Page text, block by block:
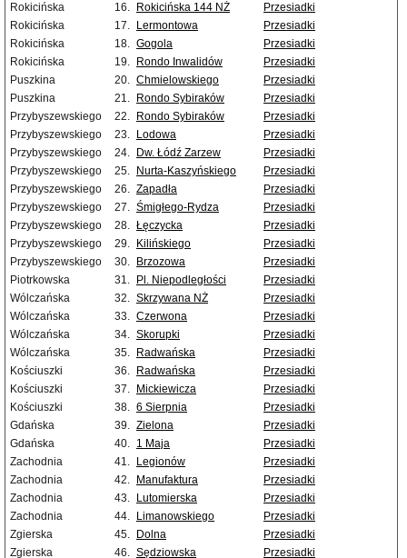
Rokicińska
16. Rokicińska 144 NŻ
Przesiadki
Rokicińska
17. Lermontowa
Przesiadki
Rokicińska
18. Gogola
Przesiadki
Rokicińska
19. Rondo Inwalidów
Przesiadki
Puszkina
20. Chmielowskiego
Przesiadki
Puszkina
21. Rondo Sybiraków
Przesiadki
Przybyszewskiego
22. Rondo Sybiraków
Przesiadki
Przybyszewskiego
23. Lodowa
Przesiadki
Przybyszewskiego
24. Dw. Łódź Zarzew
Przesiadki
Przybyszewskiego
25. Nurta-Kaszyńskiego
Przesiadki
Przybyszewskiego
26. Zapadła
Przesiadki
Przybyszewskiego
27. Śmigłego-Rydza
Przesiadki
Przybyszewskiego
28. Łęczycka
Przesiadki
Przybyszewskiego
29. Kilińskiego
Przesiadki
Przybyszewskiego
30. Brzozowa
Przesiadki
Piotrkowska
31. Pl. Niepodległości
Przesiadki
Wólczańska
32. Skrzywana NŻ
Przesiadki
Wólczańska
33. Czerwona
Przesiadki
Wólczańska
34. Skorupki
Przesiadki
Wólczańska
35. Radwańska
Przesiadki
Kościuszki
36. Radwańska
Przesiadki
Kościuszki
37. Mickiewicza
Przesiadki
Kościuszki
38. 6 Sierpnia
Przesiadki
Gdańska
39. Zielona
Przesiadki
Gdańska
40. 1 Maja
Przesiadki
Zachodnia
41. Legionów
Przesiadki
Zachodnia
42. Manufaktura
Przesiadki
Zachodnia
43. Lutomierska
Przesiadki
Zachodnia
44. Limanowskiego
Przesiadki
Zgierska
45. Dolna
Przesiadki
Zgierska
46. Sędziowska
Przesiadki